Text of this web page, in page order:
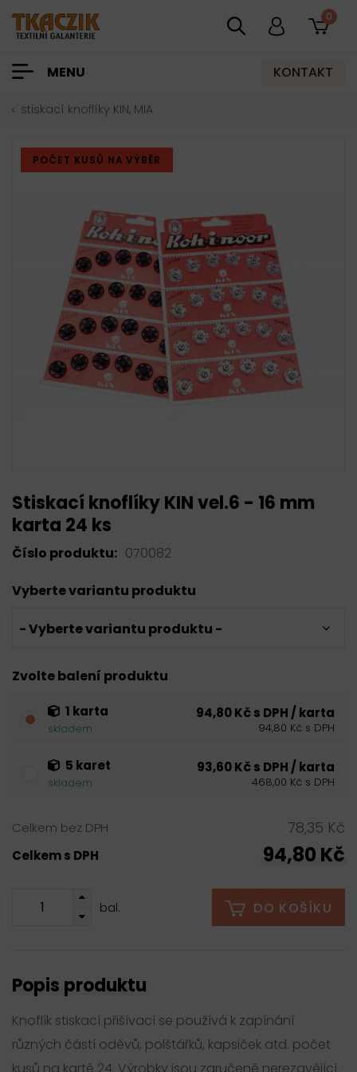
0
MENU KONTAKT
stiskací knoflíky KIN, MIA
POČET KUSŮ NA VÝBĚR
Stiskací knoflíky KIN vel.6 - 16 mm
karta 24 ks
Číslo produktu: 070082
Vyberte variantu produktu
- Vyberte variantu produktu -
Zvolte balení produktu
1 karta
skladem
94,80 Kč s DPH / karta
94,80 Kč s DPH
5 karet
skladem
93,60 Kč s DPH / karta
468,00 Kč s DPH
Celkem bez DPH 78,35 Kč
Celkem s DPH 94,80 Kč
bal. DO KOŠÍKU
Popis produktu
Knoflík stiskací přišívací se používá k zapínání
různých částí oděvů, polštářků, kapsiček atd. počet